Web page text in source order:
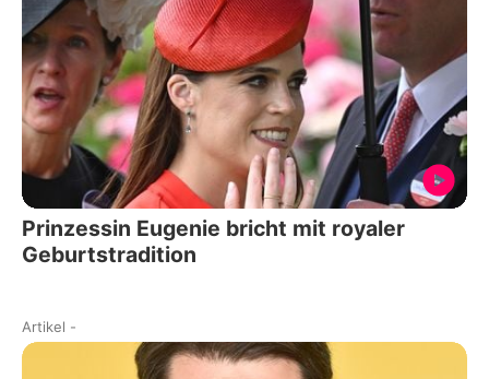
Prinzessin Eugenie bricht mit royaler
Geburtstradition
Artikel -